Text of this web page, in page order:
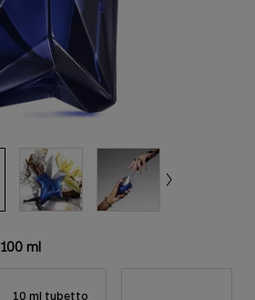
100 ml
10 ml tubetto